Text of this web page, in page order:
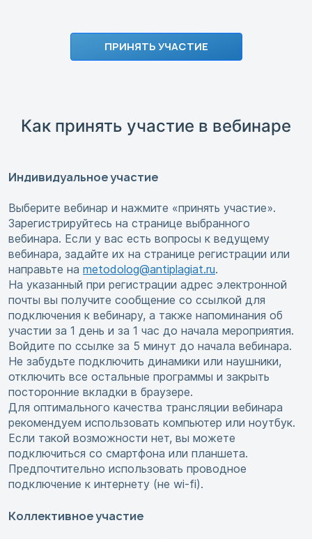
ПРИНЯТЬ УЧАСТИЕ
Как принять участие в вебинаре
Индивидуальное участие
Выберите вебинар и нажмите «принять участие».
Зарегистрируйтесь на странице выбранного
вебинара. Если у вас есть вопросы к ведущему
вебинара, задайте их на странице регистрации или
направьте на metodolog@antiplagiat.ru.
На указанный при регистрации адрес электронной
почты вы получите сообщение со ссылкой для
подключения к вебинару, а также напоминания об
участии за 1 день и за 1 час до начала мероприятия.
Войдите по ссылке за 5 минут до начала вебинара.
Не забудьте подключить динамики или наушники,
отключить все остальные программы и закрыть
посторонние вкладки в браузере.
Для оптимального качества трансляции вебинара
рекомендуем использовать компьютер или ноутбук.
Если такой возможности нет, вы можете
подключиться со смартфона или планшета.
Предпочтительно использовать проводное
подключение к интернету (не wi-fi).
Коллективное участие